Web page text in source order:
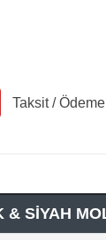
Taksit /
& SİYAH